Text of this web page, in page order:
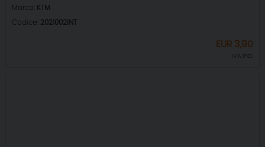
Marca: KTM
Codice: 2021002INT
EUR 3,90
IVA incl.